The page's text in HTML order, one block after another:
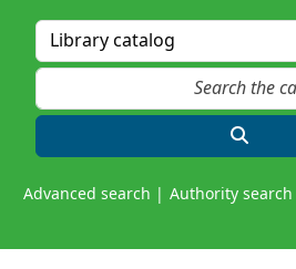
Advanced search Authority search